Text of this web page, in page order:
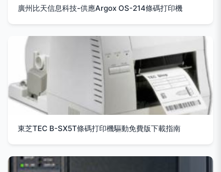
廣州比天信息科技-供應Argox OS-214條碼打印機
東芝TEC B-SX5T條碼打印機驅動免費版下載指南